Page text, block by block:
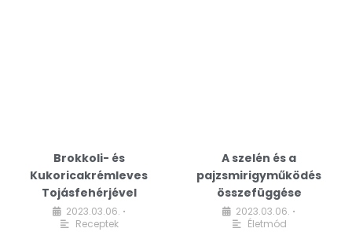
Brokkoli- és
Kukoricakrémleves
Tojásfehérjével
2023.03.06. •
Receptek
A szelén és a
pajzsmirigyműködés
összefüggése
2023.03.06. •
Életmód